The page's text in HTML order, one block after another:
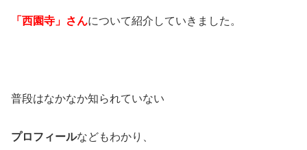
「西園寺」さんについて紹介していきました。
普段はなかなか知られていない
プロフィールなどもわかり、